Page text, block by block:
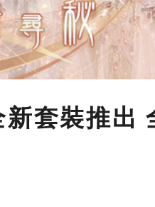
新套裝推出